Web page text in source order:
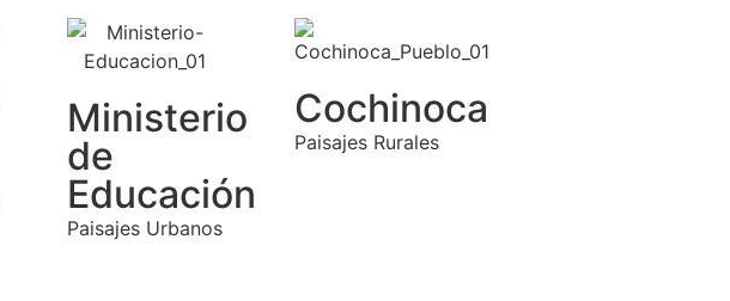
Ministerio
de
Educación
Paisajes Urbanos
Cochinoca
Paisajes Rurales